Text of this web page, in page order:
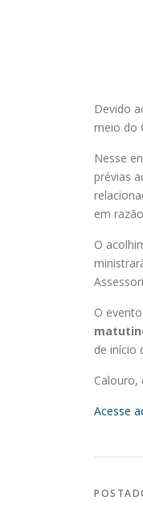
Devido
meio do
Nesse
prévias
em
O
O
de início
Calouro,
Acesse